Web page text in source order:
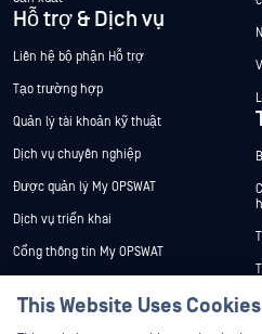
Hỗ trợ & Dịch vụ
Liên hệ bộ phận Hỗ trợ
Tạo trường hợp
Quản lý tài khoản kỹ thuật
Dịch vụ chuyên nghiệp
Được quản lý My OPSWAT
Dịch vụ triển khai
Cổng thông tin My OPSWAT
Đào tạo
This Website Uses Cookies